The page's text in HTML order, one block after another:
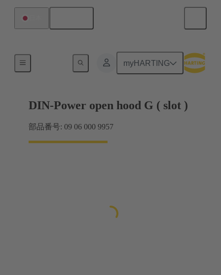
myHARTING
DIN-Power open hood G ( slot )
部品番号: 09 06 000 9957